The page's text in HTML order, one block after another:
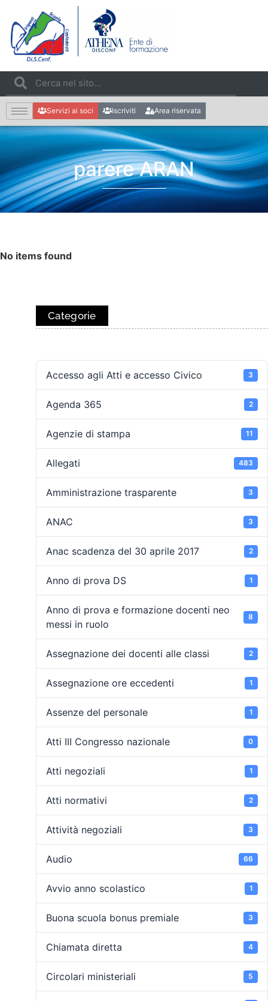
Servizi ai soci Iscriviti Area riservata
parere ARAN
No items found
Categorie
Accesso agli Atti e accesso Civico 3
Agenda 365 2
Agenzie di stampa 11
Allegati 483
Amministrazione trasparente 3
ANAC 3
Anac scadenza del 30 aprile 2017 2
Anno di prova DS 1
Anno di prova e formazione docenti neo
messi in ruolo
8
Assegnazione dei docenti alle classi 2
Assegnazione ore eccedenti 1
Assenze del personale 1
Atti III Congresso nazionale 0
Atti negoziali 1
Atti normativi 2
Attività negoziali 3
Audio 66
Avvio anno scolastico 1
Buona scuola bonus premiale 3
Chiamata diretta 4
Circolari ministeriali 5